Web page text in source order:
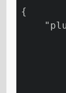
{